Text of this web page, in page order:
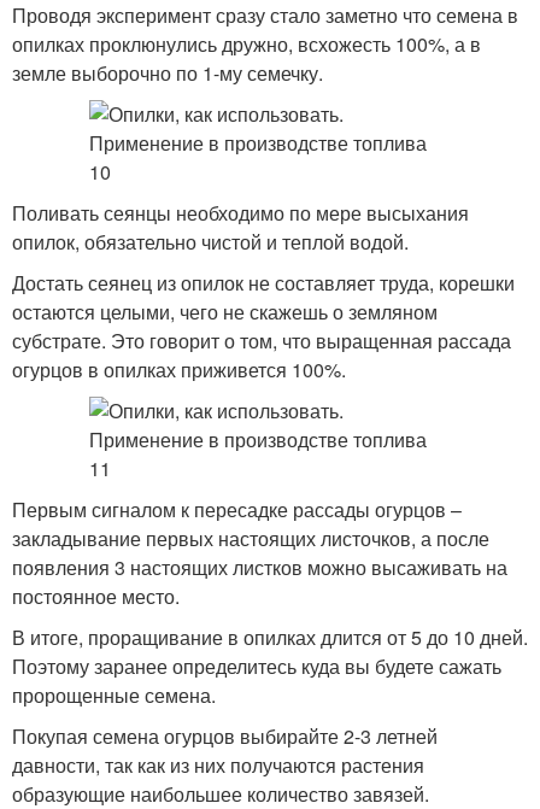
Проводя эксперимент сразу стало заметно что семена в
опилках проклюнулись дружно, всхожесть 100%, а в
земле выборочно по 1-му семечку.
Поливать сеянцы необходимо по мере высыхания
опилок, обязательно чистой и теплой водой.
Достать сеянец из опилок не составляет труда, корешки
остаются целыми, чего не скажешь о земляном
субстрате. Это говорит о том, что выращенная рассада
огурцов в опилках приживется 100%.
Первым сигналом к пересадке рассады огурцов –
закладывание первых настоящих листочков, а после
появления 3 настоящих листков можно высаживать на
постоянное место.
В итоге, проращивание в опилках длится от 5 до 10 дней.
Поэтому заранее определитесь куда вы будете сажать
пророщенные семена.
Покупая семена огурцов выбирайте 2-3 летней
давности, так как из них получаются растения
образующие наибольшее количество завязей.